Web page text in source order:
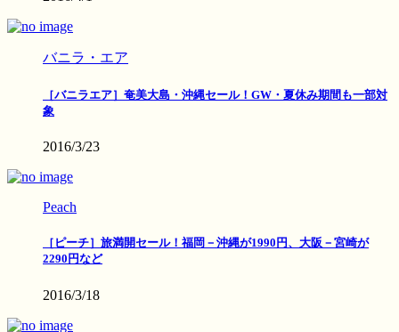
バニラ・エア
［バニラエア］奄美大島・沖縄セール！GW・夏休み期間も一部対
象
2016/3/23
Peach
［ピーチ］旅満開セール！福岡－沖縄が1990円、大阪－宮崎が
2290円など
2016/3/18